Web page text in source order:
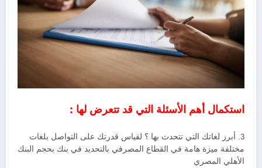
استكمال أهم الأسئلة التي قد تتعرض لها :
3. أبرز لغاتك التي تتحدث بها ؟ لقياس قدرتك على التواصل بلغات
مختلفة ميزة هامة في القطاع المصرفي بالتحديد في بنك بحجم البنك
الأهلي المصري